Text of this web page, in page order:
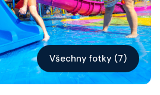
Všechny fotky (7)